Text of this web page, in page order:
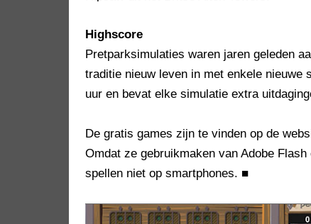
Highscore
Pretparksimulaties waren jaren geleden
traditie nieuw leven in met enkele nieuwe
uur en bevat elke simulatie extra
De gratis games zijn te vinden op de
Omdat ze gebruikmaken van Adobe
spellen niet op smartphones. ■